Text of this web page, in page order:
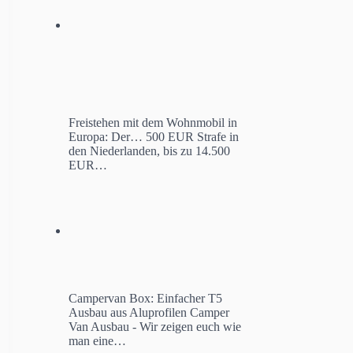
Freistehen mit dem Wohnmobil in
Europa: Der… 500 EUR Strafe in
den Niederlanden, bis zu 14.500
EUR…
Campervan Box: Einfacher T5
Ausbau aus Aluprofilen Camper
Van Ausbau - Wir zeigen euch wie
man eine…